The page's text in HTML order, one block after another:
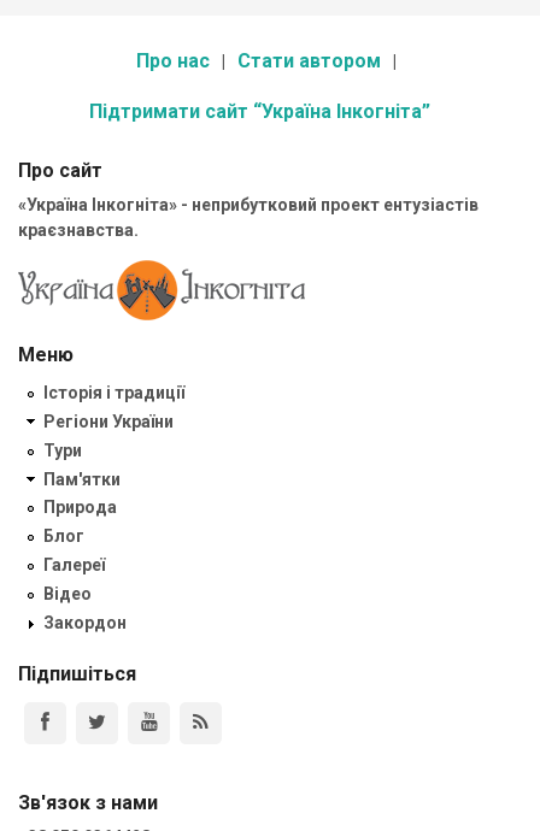
Про нас Стати автором
Підтримати сайт “Україна Інкогніта”
Про сайт
«Україна Інкогніта» - неприбутковий проект ентузіастів
краєзнавства.
Меню
Історія і традиції
Регіони України
Тури
Пам'ятки
Природа
Блог
Галереї
Відео
Закордон
Підпишіться
Зв'язок з нами